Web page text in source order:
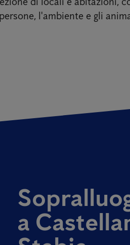
l'ambiente e gli
a